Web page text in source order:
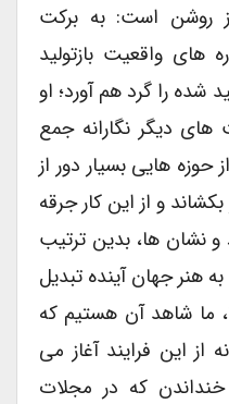
روشن است: به برکت
های واقعیت بازتولید
شده را گرد هم آورد؛ او
دیگر نگارانه جمع
هایی بسیار دور از
و از این کار جرقه
و نشان ها، بدین ترتیب
هنر جهان آینده تبدیل
در حدود سال ۱۹۰۰، ما شاهد آن هستیم که
از این فرایند آغاز می
که در مجلات